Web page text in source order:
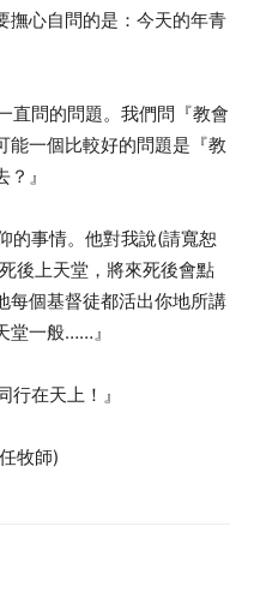
撫心自問的是：今天的年青
問的問題。我們問『教會
能一個比較好的問題是『教
』
事情。他對我說(請寬恕
後上天堂，將來死後會點
每個基督徒都活出你地所講
堂一般……』
在天上！』
牧師)